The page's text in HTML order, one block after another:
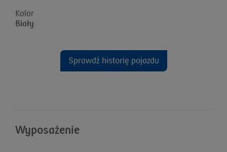
Kolor
Biały
Sprawdź historię pojazdu
Wyposażenie